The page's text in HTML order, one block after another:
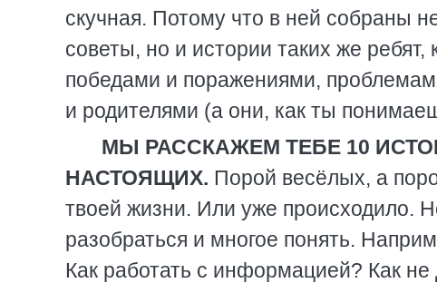
скучная. Потому что в ней собраны
советы, но и истории таких же
победами и поражениями,
и родителями (а они, как ты
МЫ РАССКАЖЕМ ТЕБЕ 10
НАСТОЯЩИХ. Порой весёлых, а
твоей жизни. Или уже происходило.
разобраться и многое понять.
Как работать с информацией? Как